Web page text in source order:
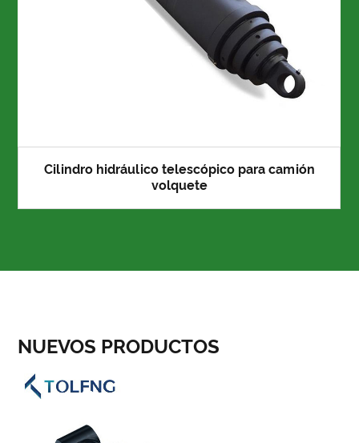
Cilindro hidráulico telescópico para camión
volquete
NUEVOS PRODUCTOS